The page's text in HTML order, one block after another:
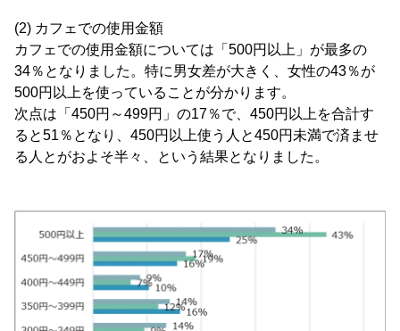
(2) カフェでの使用金額
カフェでの使用金額については「500円以上」が最多の
34％となりました。特に男女差が大きく、女性の43％が
500円以上を使っていることが分かります。
次点は「450円～499円」の17％で、450円以上を合計す
ると51％となり、450円以上使う人と450円未満で済ませ
る人とがおよそ半々、という結果となりました。